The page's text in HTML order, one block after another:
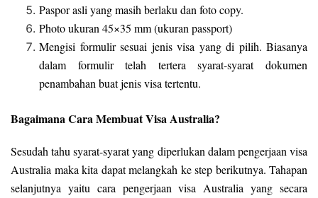
Paspor asli yang masih berlaku dan foto copy.
Photo ukuran 45×35 mm (ukuran passport)
Mengisi formulir sesuai jenis visa yang di pilih. Biasanya
dalam formulir telah tertera syarat-syarat dokumen
penambahan buat jenis visa tertentu.
Bagaimana Cara Membuat Visa Australia?
Sesudah tahu syarat-syarat yang diperlukan dalam pengerjaan visa
Australia maka kita dapat melangkah ke step berikutnya. Tahapan
selanjutnya yaitu cara pengerjaan visa Australia yang secara